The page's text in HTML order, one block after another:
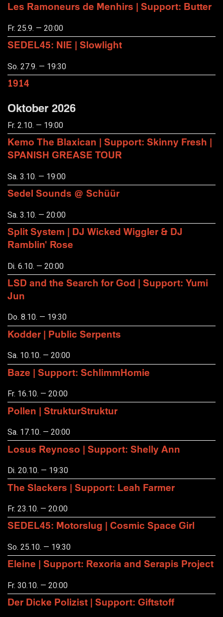
Les Ramoneurs de Menhirs | Support: Butter
Fr. 25.9. — 20:00
SEDEL45: NIE | Slowlight
So. 27.9. — 19:30
1914
Oktober 2026
Fr. 2.10. — 19:00
Kemo The Blaxican | Support: Skinny Fresh |
SPANISH GREASE TOUR
Sa. 3.10. — 19:00
Sedel Sounds @ Schüür
Sa. 3.10. — 20:00
Split System | DJ Wicked Wiggler & DJ
Ramblin' Rose
Di. 6.10. — 20:00
LSD and the Search for God | Support: Yumi
Jun
Do. 8.10. — 19:30
Kodder | Public Serpents
Sa. 10.10. — 20:00
Baze | Support: SchlimmHomie
Fr. 16.10. — 20:00
Pollen | StrukturStruktur
Sa. 17.10. — 20:00
Losus Reynoso | Support: Shelly Ann
Di. 20.10. — 19:30
The Slackers | Support: Leah Farmer
Fr. 23.10. — 20:00
SEDEL45: Motorslug | Cosmic Space Girl
So. 25.10. — 19:30
Eleine | Support: Rexoria and Serapis Project
Fr. 30.10. — 20:00
Der Dicke Polizist | Support: Giftstoff